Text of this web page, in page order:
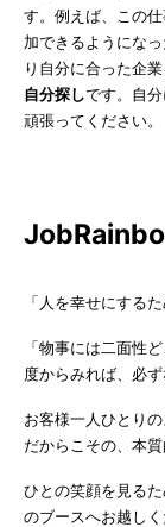
す。例えば、この
加できるようにな
り自分に合った企
自分探しです。自
頑張ってください。
「人を幸せにする
「物事には二面性
度からみれば、必
お客様一人ひとり
だからこその、本質
ひとの笑顔を見る
のブースへお越しく